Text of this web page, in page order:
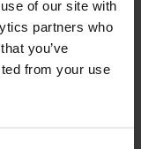
of our site with
partners who
you’ve
from your use
σέρβις, οι
μπορεί να μην
και λίπανσης
σταδιακής